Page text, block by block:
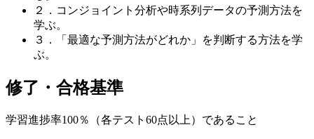
２．コンジョイント分析や時系列データの予測方法を
学ぶ。
３．「最適な予測方法がどれか」を判断する方法を学
ぶ。
修了・合格基準
学習進捗率100％（各テスト60点以上）であること